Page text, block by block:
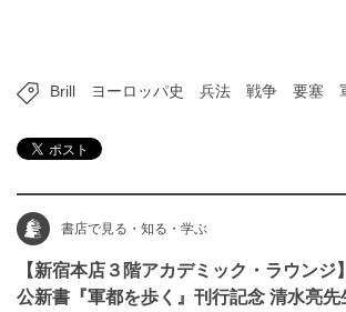
Brill ヨーロッパ史 兵法 戦争 要塞
書店で見る・知る・学ぶ
【新宿本店３階アカデミック・ラウンジ
公新書『軍都を歩く』刊行記念 清水亮先